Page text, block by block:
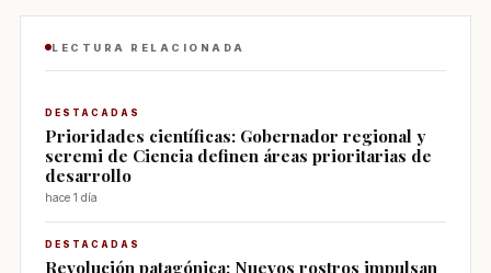
LECTURA RELACIONADA
DESTACADAS
Prioridades científicas: Gobernador regional y
seremi de Ciencia definen áreas prioritarias de
desarrollo
hace 1 día
DESTACADAS
Revolución patagónica: Nuevos rostros impulsan